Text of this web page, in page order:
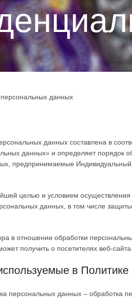
данных
данных составлена в
данных» и определяет порядок
предпринимаемые
целью и условием
данных, в том числе
в отношении обработки
получить о посетителях веб-сайта
в Политике
персональных данных – обработка